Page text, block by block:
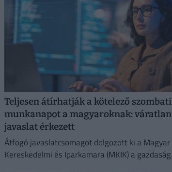
Teljesen átírhatják a kötelező szombati
munkanapot a magyaroknak: váratlan
javaslat érkezett
Átfogó javaslatcsomagot dolgozott ki a Magyar
Kereskedelmi és Iparkamara (MKIK) a gazdaság